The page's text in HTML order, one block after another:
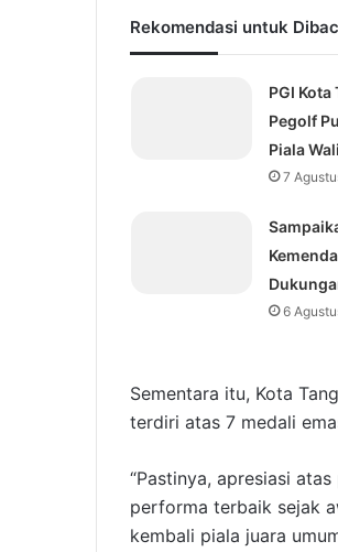
Rekomendasi untuk
PGI
Pegolf
Piala
7
6
Sementara itu, Kota
terdiri atas 7 medali
“Pastinya, apresiasi
performa terbaik sejak
kembali piala juara